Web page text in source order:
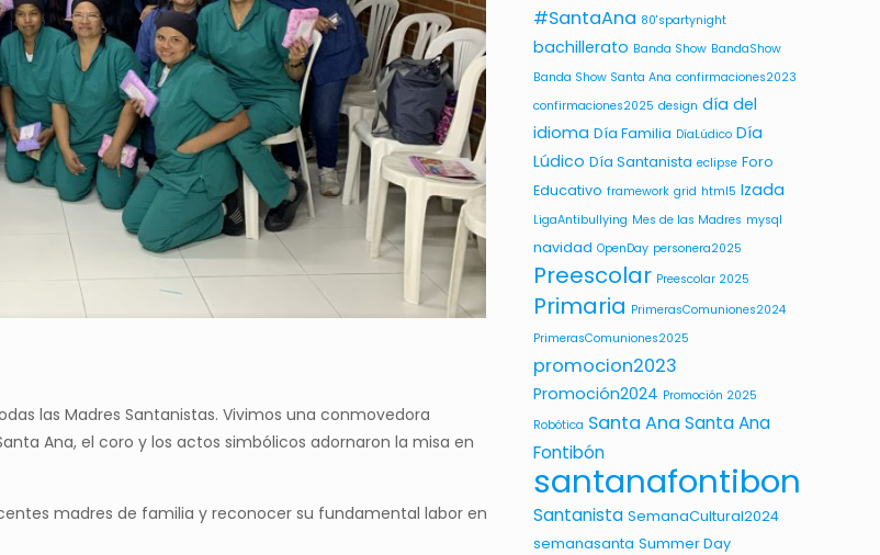
las Madres Santanistas. Vivimos una conmovedora
Ana, el coro y los actos simbólicos adornaron la misa en
madres de familia y reconocer su fundamental labor en
#SantaAna 80'spartynight
bachillerato Banda Show BandaShow
Banda Show Santa Ana confirmaciones2023
confirmaciones2025 design día del
idioma Día Familia DíaLúdico Día
Lúdico Día Santanista eclipse Foro
Educativo framework grid html5 Izada
LigaAntibullying Mes de las Madres mysql
navidad OpenDay personera2025
Preescolar Preescolar 2025
Primaria PrimerasComuniones2024
PrimerasComuniones2025
promocion2023
Promoción2024 Promoción 2025
Robótica Santa Ana Santa Ana
Fontibón
santanafontibon
Santanista SemanaCultural2024
semanasanta Summer Day